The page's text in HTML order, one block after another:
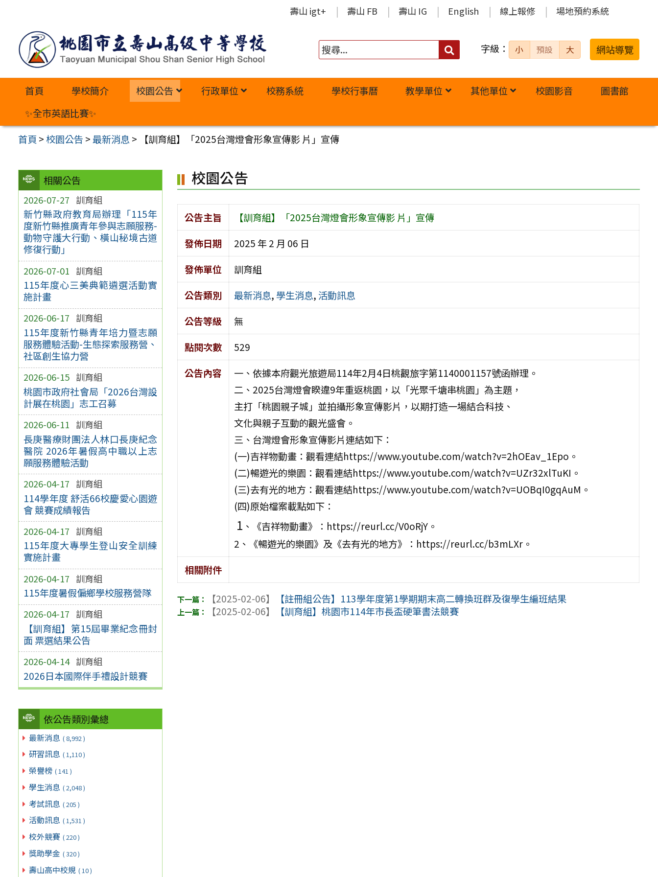
內
壽山 igt+ 壽山 FB 壽山 IG English 線上報修 場地預約系統
搜
字級： 小 預設 大 網站導覽
首頁 學校簡介 校園公告 行政單位 校務系統 學校行事曆 教學單位 其他單位 校園影音
圖書館
✨全市英語比賽✨
首頁 >校園公告 >最新消息 > 【訓育組】「2025台灣燈會形象宣傳影 片」宣傳
相關公告
2026-07-27 訓育組
新竹縣政府教育局辦理「115年
度新竹縣推廣青年參與志願服務-
動物守護大行動、橫山秘境古道
修復行動」
2026-07-01 訓育組
115年度心三美典範遴選活動實
施計畫
2026-06-17 訓育組
115年度新竹縣青年培力暨志願
服務體驗活動-生態探索服務營、
社區創生協力營
2026-06-15 訓育組
桃園市政府社會局「2026台灣設
計展在桃園」志工召募
2026-06-11 訓育組
長庚醫療財團法人林口長庚紀念
醫院 2026年暑假高中職以上志
願服務體驗活動
2026-04-17 訓育組
114學年度 舒活66校慶愛心園遊
會 競賽成績報告
2026-04-17 訓育組
115年度大專學生登山安全訓練
實施計畫
2026-04-17 訓育組
115年度暑假偏鄉學校服務營隊
2026-04-17 訓育組
【訓育組】第15屆畢業紀念冊封
面 票選結果公告
2026-04-14 訓育組
2026日本國際伴手禮設計競賽
依公告類別彙總
最新消息 ( 8,992 )
研習訊息 ( 1,110 )
榮譽榜 ( 141 )
學生消息 ( 2,048 )
考試訊息 ( 205 )
活動訊息 ( 1,531 )
校外競賽 ( 220 )
獎助學金 ( 320 )
壽山高中校規 ( 10 )
校園公告
公告主旨
【訓育組】「2025台灣燈會形象宣傳影 片」宣傳
發佈日期
2025 年 2 月 06 日
發佈單位
訓育組
公告類別
最新消息, 學生消息, 活動訊息
公告等級
無
點閱次數
529
公告內容
一、依據本府觀光旅遊局114年2月4日桃觀旅字第1140001157號函辦理。
二、2025台灣燈會睽違9年重返桃園，以「光聚千塘串桃園」為主題，
主打「桃園親子城」並拍攝形象宣傳影片，以期打造一場結合科技、
文化與親子互動的觀光盛會。
三、台灣燈會形象宣傳影片連結如下：
(一)吉祥物動畫：觀看連結https://www.youtube.com/watch?v=2hOEav_1Epo。
(二)暢遊光的樂園：觀看連結https://www.youtube.com/watch?v=UZr32xlTuKI。
(三)去有光的地方：觀看連結https://www.youtube.com/watch?v=UOBqI0gqAuM。
(四)原始檔案載點如下：
1 、《吉祥物動畫》：https://reurl.cc/V0oRjY。
2、《暢遊光的樂園》及《去有光的地方》：https://reurl.cc/b3mLXr。
相關附件
【2025-02-06】
【註冊組公告】113學年度第1學期期末高二轉換班群及復學生編班結果
【2025-02-06】
【訓育組】桃園市114年市長盃硬筆書法競賽